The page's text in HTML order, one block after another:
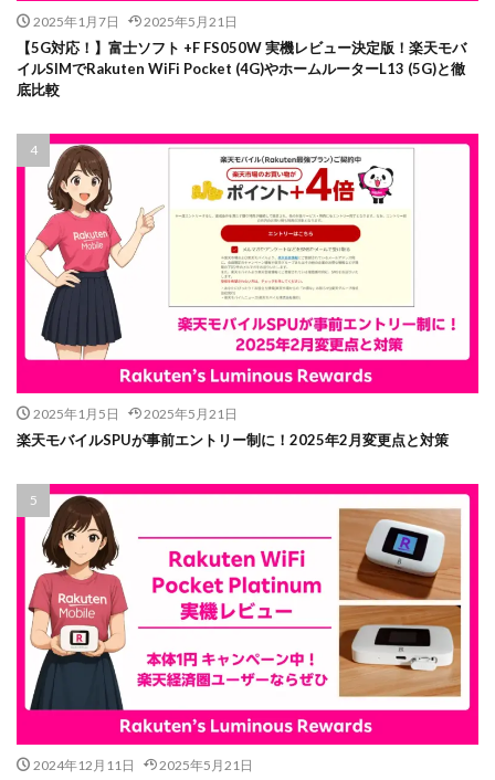
2025年1月7日 2025年5月21日
【5G対応！】富士ソフト +F FS050W 実機レビュー決定版！楽天モバ
イルSIMでRakuten WiFi Pocket (4G)やホームルーターL13 (5G)と徹
底比較
2025年1月5日 2025年5月21日
楽天モバイルSPUが事前エントリー制に！2025年2月変更点と対策
2024年12月11日 2025年5月21日